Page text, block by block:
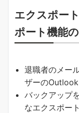
エクスポー
ポート機能
退職者のメー
ザーの
バックアップ
なエクスポート